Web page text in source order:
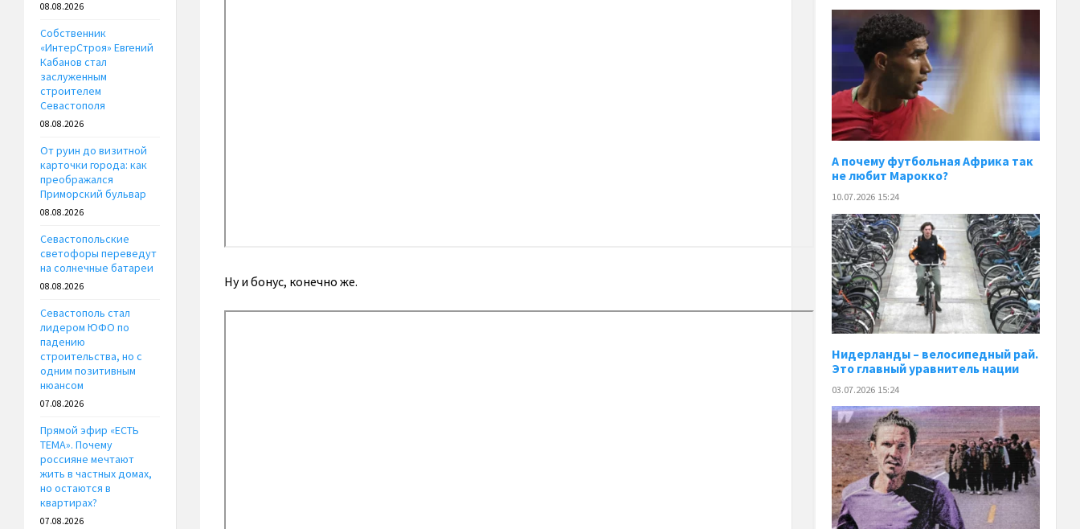
Ну и бонус, конечно же.
08.08.2026
Собственник
«ИнтерСтроя» Евгений
Кабанов стал
заслуженным
строителем
Севастополя
08.08.2026
От руин до визитной
карточки города: как
преображался
Приморский бульвар
08.08.2026
Севастопольские
светофоры переведут
на солнечные батареи
08.08.2026
Севастополь стал
лидером ЮФО по
падению
строительства, но с
одним позитивным
нюансом
07.08.2026
Прямой эфир «ЕСТЬ
ТЕМА». Почему
россияне мечтают
жить в частных домах,
но остаются в
квартирах?
07.08.2026
А почему футбольная Африка так
не любит Марокко?
10.07.2026 15:24
Нидерланды – велосипедный рай.
Это главный уравнитель нации
03.07.2026 15:24